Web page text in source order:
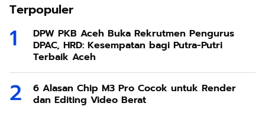
Terpopuler
DPW PKB Aceh Buka Rekrutmen Pengurus
DPAC, HRD: Kesempatan bagi Putra-Putri
Terbaik Aceh
6 Alasan Chip M3 Pro Cocok untuk Render
dan Editing Video Berat